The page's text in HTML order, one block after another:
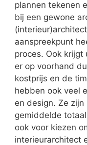
plannen tekenen
bij een gewone
aanspreekpunt
proces. Ook krijgt
er op voorhand
kostprijs en de
hebben ook veel
en design. Ze
gemiddelde
ook voor kiezen
interieurarchitect